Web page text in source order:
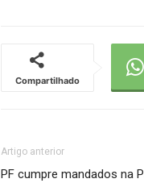
Compartilhado
Artigo anterior
PF cumpre mandados na